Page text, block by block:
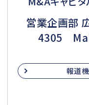
営業企画部
4305
報道